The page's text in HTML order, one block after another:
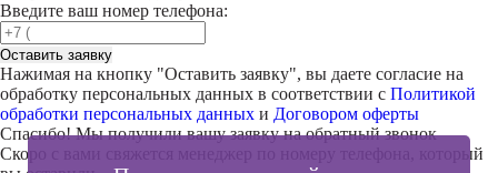
Введите ваш номер телефона:
Оставить заявку
Нажимая на кнопку "Оставить заявку", вы даете согласие на
обработку персональных данных в соответствии с Политикой
обработки персональных данных и Договором оферты
Спасибо! Мы получили вашу заявку на обратный звонок
Скоро с вами свяжется менеджер по номеру телефона, который